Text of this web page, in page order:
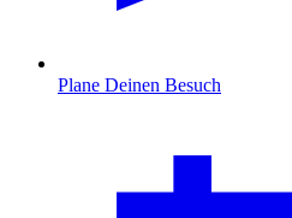
Plane Deinen Besuch